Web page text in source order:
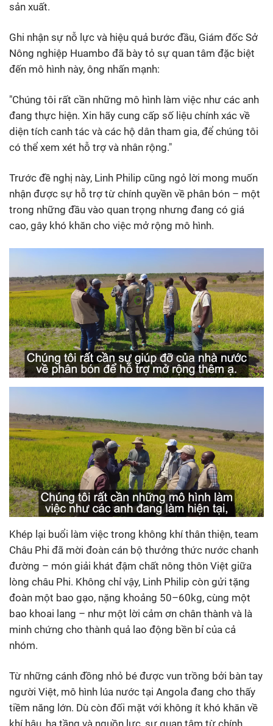
sản xuất.
Ghi nhận sự nỗ lực và hiệu quả bước đầu, Giám đốc Sở
Nông nghiệp Huambo đã bày tỏ sự quan tâm đặc biệt
đến mô hình này, ông nhấn mạnh:
"Chúng tôi rất cần những mô hình làm việc như các anh
đang thực hiện. Xin hãy cung cấp số liệu chính xác về
diện tích canh tác và các hộ dân tham gia, để chúng tôi
có thể xem xét hỗ trợ và nhân rộng."
Trước đề nghị này, Linh Philip cũng ngỏ lời mong muốn
nhận được sự hỗ trợ từ chính quyền về phân bón – một
trong những đầu vào quan trọng nhưng đang có giá
cao, gây khó khăn cho việc mở rộng mô hình.
Khép lại buổi làm việc trong không khí thân thiện, team
Châu Phi đã mời đoàn cán bộ thưởng thức nước chanh
đường – món giải khát đậm chất nông thôn Việt giữa
lòng châu Phi. Không chỉ vậy, Linh Philip còn gửi tặng
đoàn một bao gạo, nặng khoảng 50–60kg, cùng một
bao khoai lang – như một lời cảm ơn chân thành và là
minh chứng cho thành quả lao động bền bỉ của cả
nhóm.
Từ những cánh đồng nhỏ bé được vun trồng bởi bàn tay
người Việt, mô hình lúa nước tại Angola đang cho thấy
tiềm năng lớn. Dù còn đối mặt với không ít khó khăn về